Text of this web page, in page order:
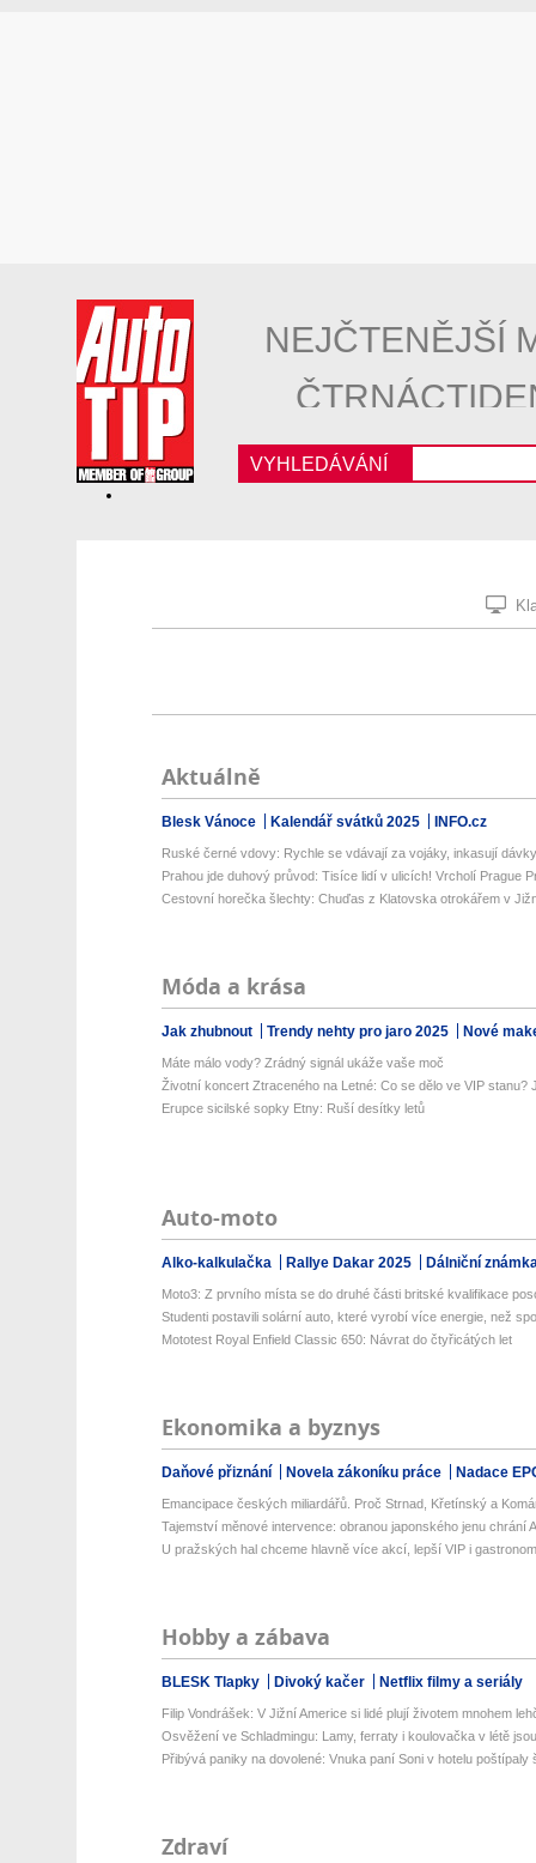
NEJČTENĚJŠÍ
VYHLEDÁVÁNÍ
Aktuálně
Blesk Vánoce Kalendář svátků 2025 INFO.cz
Ruské černé vdovy: Rychle se vdávají za vojáky, inkasují
Prahou jde duhový průvod: Tisíce lidí v ulicích! Vrcholí Prague
Cestovní horečka šlechty: Chuďas z Klatovska otrokářem v
Móda a krása
Jak zhubnout Trendy nehty pro jaro 2025 Nové
Máte málo vody? Zrádný signál ukáže vaše moč
Životní koncert Ztraceného na Letné: Co se dělo ve VIP stanu?
Erupce sicilské sopky Etny: Ruší desítky letů
Auto-moto
Alko-kalkulačka Rallye Dakar 2025 Dálniční
Moto3: Z prvního místa se do druhé části britské kvalifikace
Studenti postavili solární auto, které vyrobí více energie, než
Mototest Royal Enfield Classic 650: Návrat do čtyřicátých let
Ekonomika a byznys
Daňové přiznání Novela zákoníku práce Nadace
Emancipace českých miliardářů. Proč Strnad, Křetínský a
Tajemství měnové intervence: obranou japonského jenu chrání
U pražských hal chceme hlavně více akcí, lepší VIP i
Hobby a zábava
BLESK Tlapky Divoký kačer Netflix filmy a seriály
Filip Vondrášek: V Jižní Americe si lidé plují životem mnohem
Osvěžení ve Schladmingu: Lamy, ferraty i koulovačka v létě
Přibývá paniky na dovolené: Vnuka paní Soni v hotelu poštípaly
Zdraví